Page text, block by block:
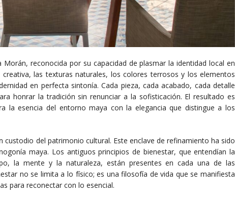
reconocida por su capacidad de plasmar la identidad local en
las texturas naturales, los colores terrosos y los elementos
en perfecta sintonía. Cada pieza, cada acabado, cada detalle
honrar la tradición sin renunciar a la sofisticación. El resultado es
la esencia del entorno maya con la elegancia que distingue a los
custodio del patrimonio cultural. Este enclave de refinamiento ha sido
maya. Los antiguos principios de bienestar, que entendían la
la mente y la naturaleza, están presentes en cada una de las
no se limita a lo físico; es una filosofía de vida que se manifiesta
para reconectar con lo esencial.